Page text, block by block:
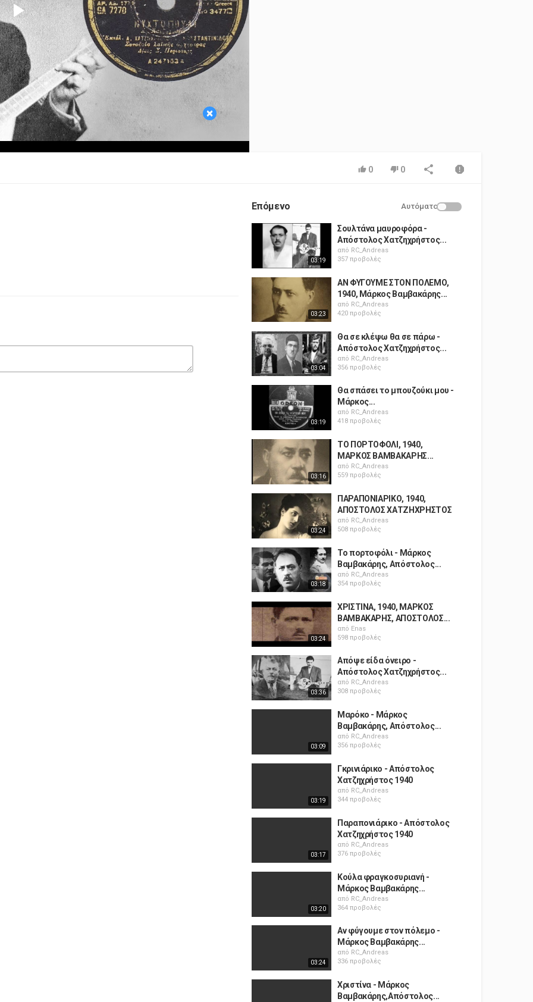
×
Play
Video
0 0
Επόμενο Αυτόματο
03:19
Σουλτάνα μαυροφόρα -
Απόστολος Χατζηχρήστος...
από RC_Andreas
357 προβολές
03:23
ΑΝ ΦΥΓΟΥΜΕ ΣΤΟΝ ΠΟΛΕΜΟ,
1940, Μάρκος Βαμβακάρης...
από RC_Andreas
420 προβολές
03:04
Θα σε κλέψω θα σε πάρω -
Απόστολος Χατζηχρήστος...
από RC_Andreas
356 προβολές
03:19
Θα σπάσει το μπουζούκι μου -
Mάρκος...
από RC_Andreas
418 προβολές
03:16
ΤΟ ΠΟΡΤΟΦΟΛΙ, 1940,
ΜΑΡΚΟΣ ΒΑΜΒΑΚΑΡΗΣ...
από RC_Andreas
559 προβολές
03:24
ΠΑΡΑΠΟΝΙΑΡΙΚΟ, 1940,
ΑΠΟΣΤΟΛΟΣ ΧΑΤΖΗΧΡΗΣΤΟΣ
από RC_Andreas
508 προβολές
03:18
Το πορτοφόλι - Mάρκος
Βαμβακάρης, Απόστολος...
από RC_Andreas
354 προβολές
03:24
ΧΡΙΣΤΙΝΑ, 1940, ΜΑΡΚΟΣ
ΒΑΜΒΑΚΑΡΗΣ, ΑΠΟΣΤΟΛΟΣ...
από Enas
598 προβολές
03:36
Απόψε είδα όνειρο -
Απόστολος Χατζηχρήστος...
από RC_Andreas
308 προβολές
03:09
Μαρόκο - Mάρκος
Βαμβακάρης, Απόστολος...
από RC_Andreas
356 προβολές
03:19
Γκρινιάρικο - Απόστολος
Χατζηχρήστος 1940
από RC_Andreas
344 προβολές
03:17
Παραπονιάρικο - Απόστολος
Χατζηχρήστος 1940
από RC_Andreas
376 προβολές
03:20
Κούλα φραγκοσυριανή -
Mάρκος Βαμβακάρης...
από RC_Andreas
364 προβολές
03:24
Αν φύγουμε στον πόλεμο -
Mάρκος Βαμβακάρης...
από RC_Andreas
336 προβολές
Χριστίνα - Μάρκος
Βαμβακάρης,Απόστολος...